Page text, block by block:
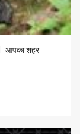
आपका शहर